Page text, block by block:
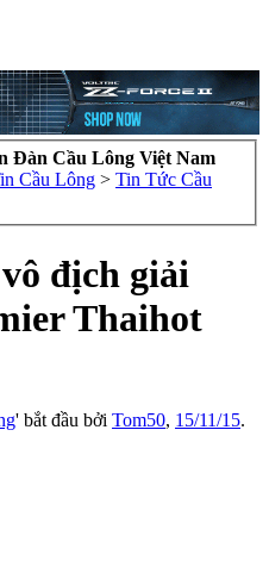
Đàn Cầu Lông Việt Nam
Cầu Lông > Tin Tức Cầu
địch giải
Thaihot
' bắt đầu bởi Tom50, 15/11/15.